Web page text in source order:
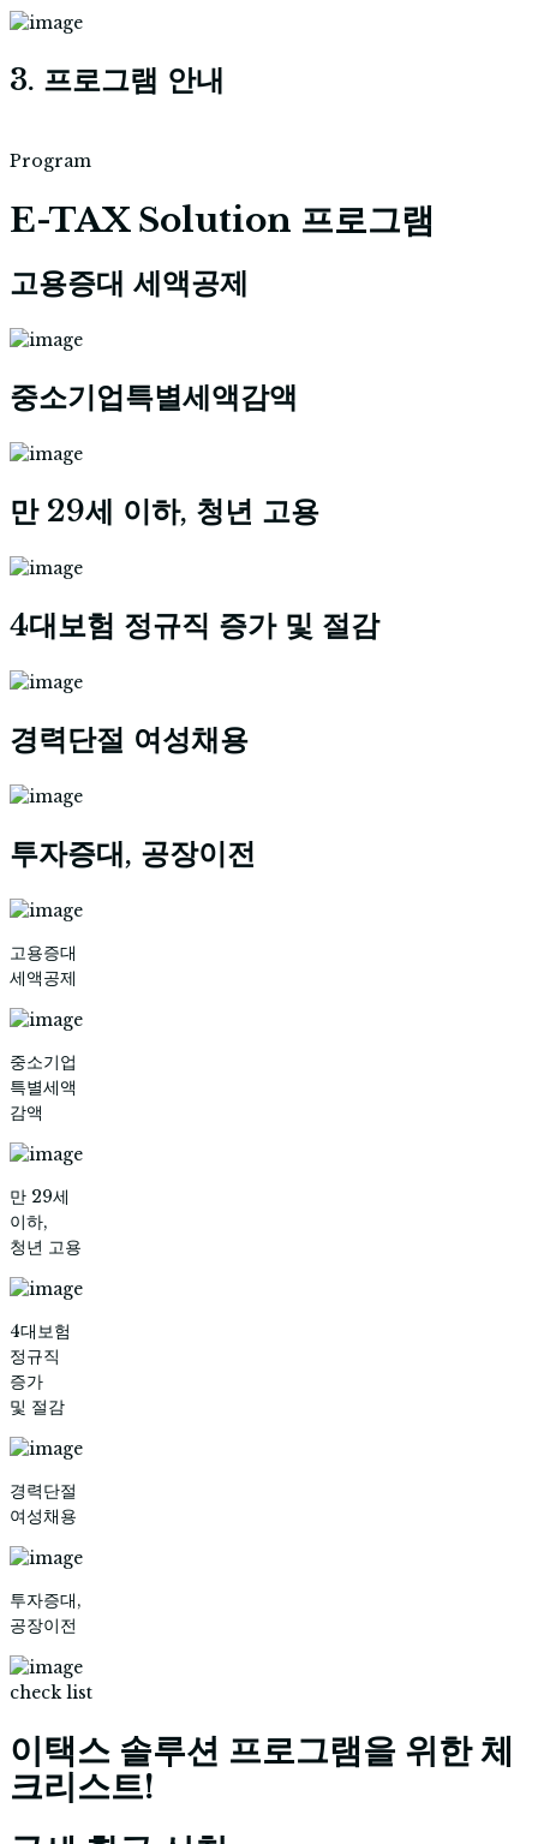
3. 프로그램 안내
Program
E-TAX Solution 프로그램
고용증대 세액공제
중소기업특별세액감액
만 29세 이하, 청년 고용
4대보험 정규직 증가 및 절감
경력단절 여성채용
투자증대, 공장이전
고용증대
세액공제
중소기업
특별세액
감액
만 29세
이하,
청년 고용
4대보험
정규직
증가
및 절감
경력단절
여성채용
투자증대,
공장이전
check list
이택스 솔루션 프로그램을 위한 체
크리스트!